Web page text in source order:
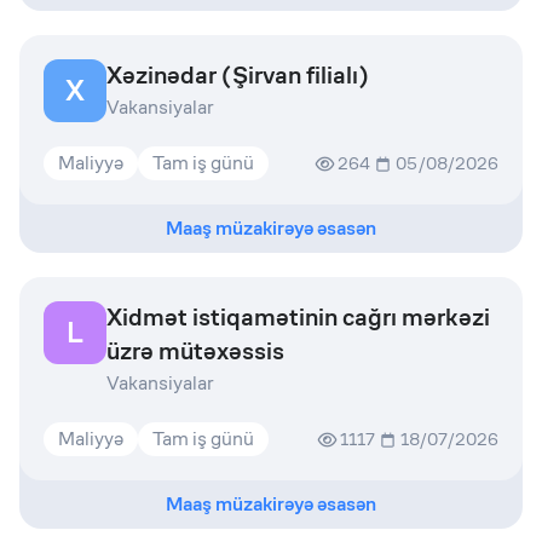
X Xəzinədar (Şirvan filialı)
Vakansiyalar
Maliyyə Tam iş günü 264 05/08/2026
Maaş müzakirəyə əsasən
L
Xidmət istiqamətinin cağrı mərkəzi
üzrə mütəxəssis
Vakansiyalar
Maliyyə Tam iş günü 1117 18/07/2026
Maaş müzakirəyə əsasən